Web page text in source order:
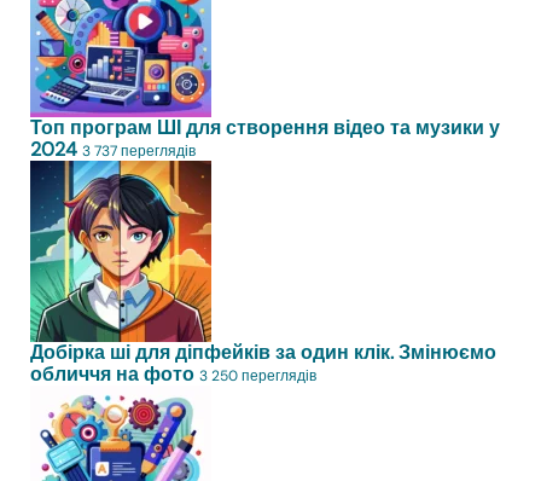
Топ програм ШІ для створення відео та музики у
2024 3 737 переглядів
Добірка ші для діпфейків за один клік. Змінюємо
обличчя на фото 3 250 переглядів